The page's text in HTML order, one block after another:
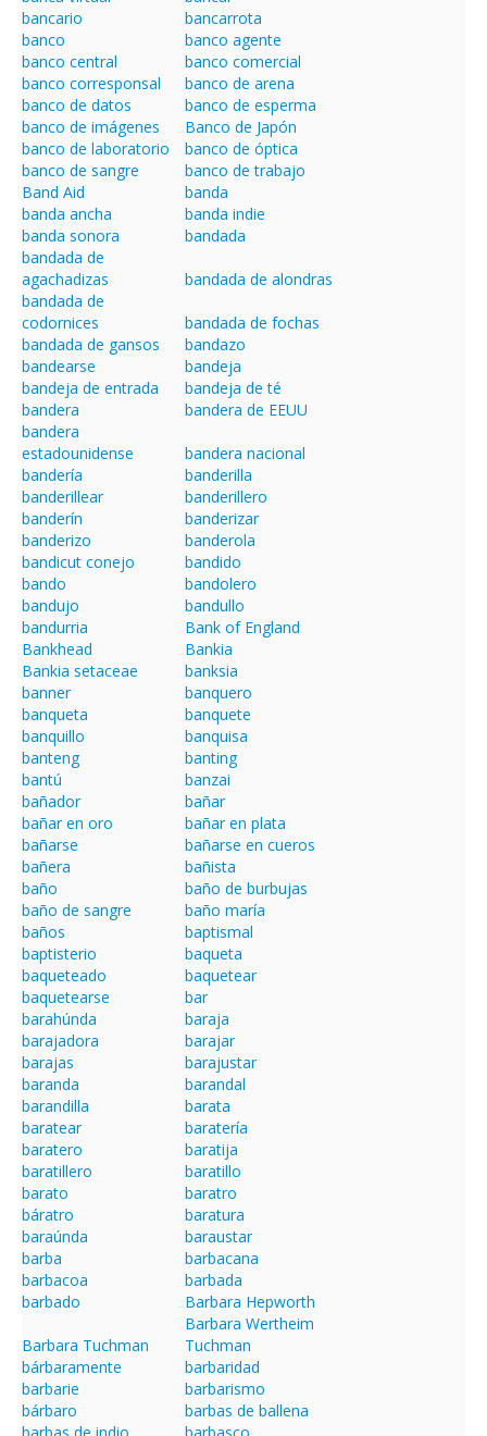
bancario
bancarrota
banco
banco agente
banco central
banco comercial
banco corresponsal
banco de arena
banco de datos
banco de esperma
banco de imágenes
Banco de Japón
banco de laboratorio
banco de óptica
banco de sangre
banco de trabajo
Band Aid
banda
banda ancha
banda indie
banda sonora
bandada
bandada de
agachadizas
bandada de alondras
bandada de
codornices
bandada de fochas
bandada de gansos
bandazo
bandearse
bandeja
bandeja de entrada
bandeja de té
bandera
bandera de EEUU
bandera
estadounidense
bandera nacional
bandería
banderilla
banderillear
banderillero
banderín
banderizar
banderizo
banderola
bandicut conejo
bandido
bando
bandolero
bandujo
bandullo
bandurria
Bank of England
Bankhead
Bankia
Bankia setaceae
banksia
banner
banquero
banqueta
banquete
banquillo
banquisa
banteng
banting
bantú
banzai
bañador
bañar
bañar en oro
bañar en plata
bañarse
bañarse en cueros
bañera
bañista
baño
baño de burbujas
baño de sangre
baño maría
baños
baptismal
baptisterio
baqueta
baqueteado
baquetear
baquetearse
bar
barahúnda
baraja
barajadora
barajar
barajas
barajustar
baranda
barandal
barandilla
barata
baratear
baratería
baratero
baratija
baratillero
baratillo
barato
baratro
báratro
baratura
baraúnda
baraustar
barba
barbacana
barbacoa
barbada
barbado
Barbara Hepworth
Barbara Tuchman
Barbara Wertheim
Tuchman
bárbaramente
barbaridad
barbarie
barbarismo
bárbaro
barbas de ballena